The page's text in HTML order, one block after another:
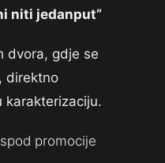
niti jedanput”
dvora, gdje se
direktno
karakterizaciju.
promocije